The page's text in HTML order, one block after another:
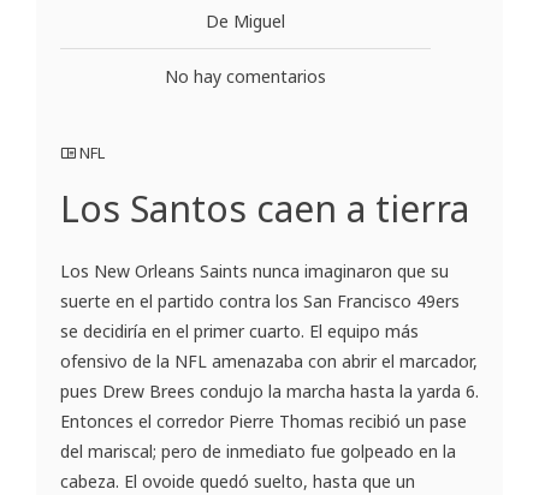
De Miguel
No hay comentarios
NFL
Los Santos caen a tierra
Los New Orleans Saints nunca imaginaron que su
suerte en el partido contra los San Francisco 49ers
se decidiría en el primer cuarto. El equipo más
ofensivo de la NFL amenazaba con abrir el marcador,
pues Drew Brees condujo la marcha hasta la yarda 6.
Entonces el corredor Pierre Thomas recibió un pase
del mariscal; pero de inmediato fue golpeado en la
cabeza. El ovoide quedó suelto, hasta que un